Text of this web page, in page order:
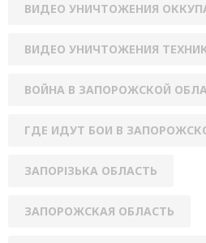
ВИДЕО УНИЧТОЖЕНИЯ
ВИДЕО УНИЧТОЖЕНИЯ
ВОЙНА В ЗАПОРОЖСКОЙ
ГДЕ ИДУТ БОИ В
ЗАПОРІЗЬКА ОБЛАСТЬ
ЗАПОРОЖСКАЯ ОБЛАСТЬ